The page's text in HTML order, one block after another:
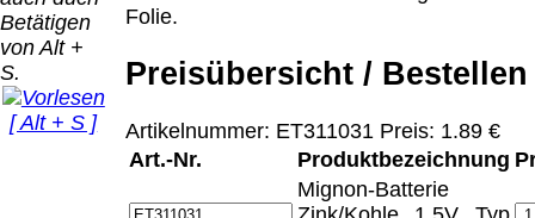
Betätigen
von Alt +
S.
[ Alt + S ]
Folie.
Preisübersicht / Bestellen
Artikelnummer: ET311031 Preis: 1.89 €
Art.-Nr.
Produktbezeichnung
Mignon-Batterie
Der Versand erfolgt
als versichertes
Paket.
Selbstabholung
vom Büro oder
Ausstellungen:
Email z.B. einen
und die
Rechnung /
Lieferschein. Sie
erhalten also